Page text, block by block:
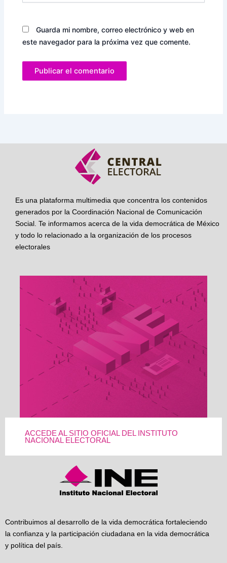
Guarda mi nombre, correo electrónico y web en
este navegador para la próxima vez que comente.
Es una plataforma multimedia que concentra los contenidos
generados por la Coordinación Nacional de Comunicación
Social. Te informamos acerca de la vida democrática de México
y todo lo relacionado a la organización de los procesos
electorales
ACCEDE AL SITIO OFICIAL DEL INSTITUTO
NACIONAL ELECTORAL
Contribuimos al desarrollo de la vida democrática fortaleciendo
la confianza y la participación ciudadana en la vida democrática
y política del país.